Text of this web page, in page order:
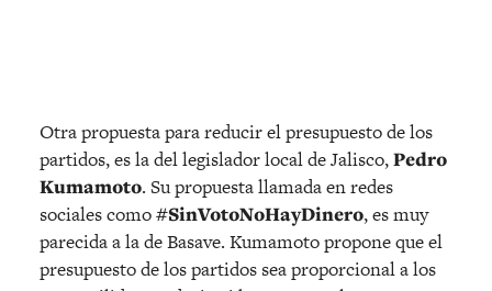
Otra propuesta para reducir el presupuesto de los
partidos, es la del legislador local de Jalisco,Pedro
Kumamoto. Su propuesta llamada en redes
sociales como#SinVotoNoHayDinero, es muy
parecida a la de Basave. Kumamoto propone que el
presupuesto de los partidos sea proporcional a los